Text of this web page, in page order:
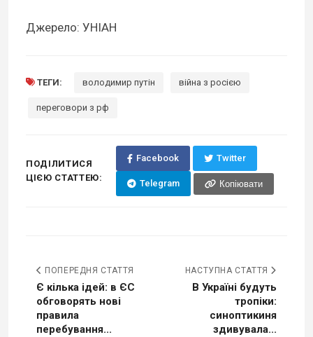
Джерело: УНІАН
ТЕГИ: володимир путін війна з росією
переговори з рф
ПОДІЛИТИСЯ
ЦІЄЮ СТАТТЕЮ:
Facebook Twitter
Telegram Копіювати
ПОПЕРЕДНЯ СТАТТЯ
Є кілька ідей: в ЄС
обговорять нові
правила
перебування...
НАСТУПНА СТАТТЯ
В Україні будуть
тропіки:
синоптикиня
здивувала...